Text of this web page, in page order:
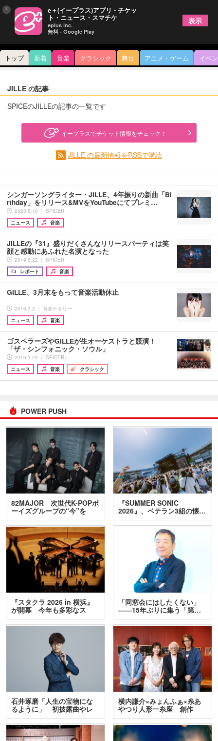
トップ 新着 音楽 クラシック 舞台 アニメ・ゲーム イベ
JILLE の記事
SPICEのJILLEの記事の一覧です
イープラスでチケット情報をチェック！
JILLE の最新情報をRSSで購読
シンガーソングライター・JILLE、4年振りの新曲「Bi
rthday」をリリース&MVをYouTubeにてプレミ…
2023.5.10 ｜ SPICER
ニュース
音楽
JILLEの『31』盛りだくさんなリリースパーティは笑
顔と感動にあふれた名演となった
2019.6.22 ｜ SPICER
レポート
音楽
GILLE、3月末をもって音楽活動休止
2016.3.2 ｜ 音楽ナタリー
ニュース
音楽
ゴスペラーズやGILLEが生オーケストラと競演！
「ザ・シンフォニック・ソウル」
2016.1.23 ｜ SPICER+
ニュース
音楽 クラシック
POWER PUSH
82MAJOR 次世代K-POPボ
ーイズグループの“今”を
訊…
『SUMMER SONIC
2026』、ベテラン3組の懐…
『スタクラ 2026 in 横浜』
が開幕 今年も多彩なス
テ…
「同窓会にはしたくない」
――15年ぶりに集う「第…
石井琢磨「人生の宝物にな
るように」 初披露曲やレ
ア…
横内謙介×みょんふぁ×糸あ
やつり人形一糸座 創作
人…
× e＋(イープラス)アプリ - チケッ
ト・ニュース・スマチケ
eplus inc.
無料 - Google Play
表示